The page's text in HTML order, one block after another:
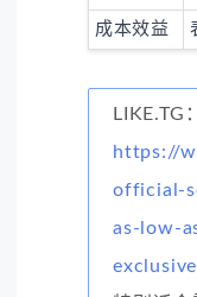
成本效益
LIKE.TG
https://
official-
as-low-